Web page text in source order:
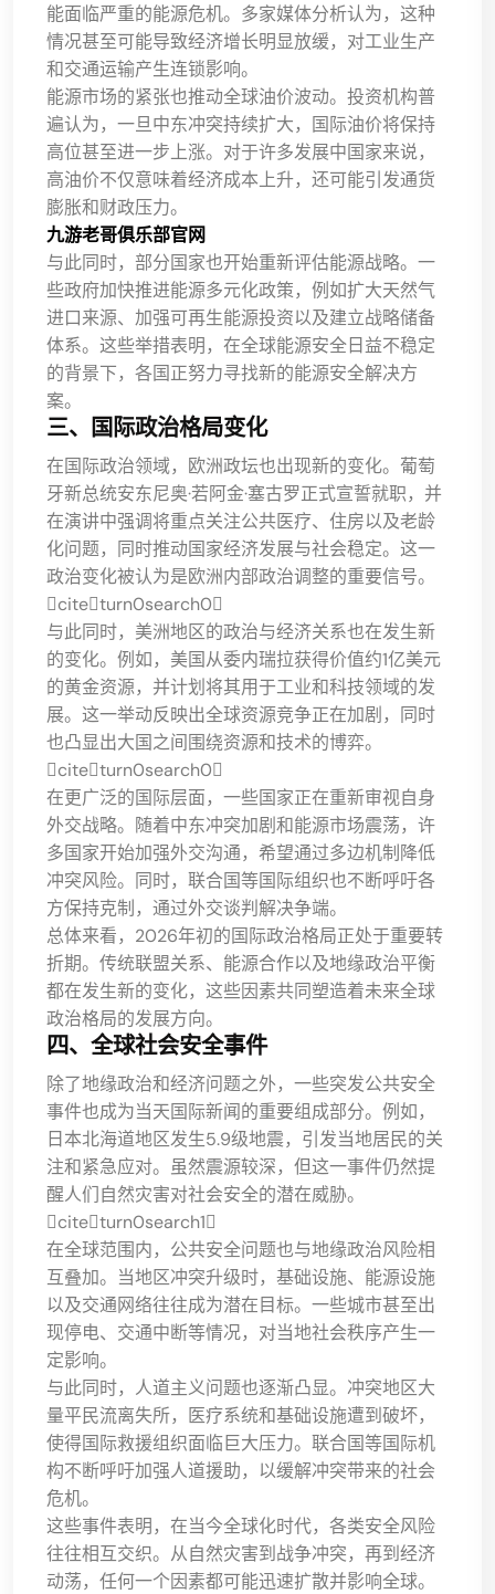
能面临严重的能源危机。多家媒体分析认为，这种
情况甚至可能导致经济增长明显放缓，对工业生产
和交通运输产生连锁影响。
能源市场的紧张也推动全球油价波动。投资机构普
遍认为，一旦中东冲突持续扩大，国际油价将保持
高位甚至进一步上涨。对于许多发展中国家来说，
高油价不仅意味着经济成本上升，还可能引发通货
膨胀和财政压力。
九游老哥俱乐部官网
与此同时，部分国家也开始重新评估能源战略。一
些政府加快推进能源多元化政策，例如扩大天然气
进口来源、加强可再生能源投资以及建立战略储备
体系。这些举措表明，在全球能源安全日益不稳定
的背景下，各国正努力寻找新的能源安全解决方
案。
三、国际政治格局变化
在国际政治领域，欧洲政坛也出现新的变化。葡萄
牙新总统安东尼奥·若阿金·塞古罗正式宣誓就职，并
在演讲中强调将重点关注公共医疗、住房以及老龄
化问题，同时推动国家经济发展与社会稳定。这一
政治变化被认为是欧洲内部政治调整的重要信号。
citeturn0search0
与此同时，美洲地区的政治与经济关系也在发生新
的变化。例如，美国从委内瑞拉获得价值约1亿美元
的黄金资源，并计划将其用于工业和科技领域的发
展。这一举动反映出全球资源竞争正在加剧，同时
也凸显出大国之间围绕资源和技术的博弈。
citeturn0search0
在更广泛的国际层面，一些国家正在重新审视自身
外交战略。随着中东冲突加剧和能源市场震荡，许
多国家开始加强外交沟通，希望通过多边机制降低
冲突风险。同时，联合国等国际组织也不断呼吁各
方保持克制，通过外交谈判解决争端。
总体来看，2026年初的国际政治格局正处于重要转
折期。传统联盟关系、能源合作以及地缘政治平衡
都在发生新的变化，这些因素共同塑造着未来全球
政治格局的发展方向。
四、全球社会安全事件
除了地缘政治和经济问题之外，一些突发公共安全
事件也成为当天国际新闻的重要组成部分。例如，
日本北海道地区发生5.9级地震，引发当地居民的关
注和紧急应对。虽然震源较深，但这一事件仍然提
醒人们自然灾害对社会安全的潜在威胁。
citeturn0search1
在全球范围内，公共安全问题也与地缘政治风险相
互叠加。当地区冲突升级时，基础设施、能源设施
以及交通网络往往成为潜在目标。一些城市甚至出
现停电、交通中断等情况，对当地社会秩序产生一
定影响。
与此同时，人道主义问题也逐渐凸显。冲突地区大
量平民流离失所，医疗系统和基础设施遭到破坏，
使得国际救援组织面临巨大压力。联合国等国际机
构不断呼吁加强人道援助，以缓解冲突带来的社会
危机。
这些事件表明，在当今全球化时代，各类安全风险
往往相互交织。从自然灾害到战争冲突，再到经济
动荡，任何一个因素都可能迅速扩散并影响全球。